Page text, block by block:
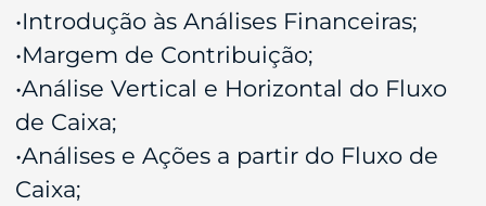
•Introdução às Análises Financeiras;
•Margem de Contribuição;
•Análise Vertical e Horizontal do Fluxo
de Caixa;
•Análises e Ações a partir do Fluxo de
Caixa;